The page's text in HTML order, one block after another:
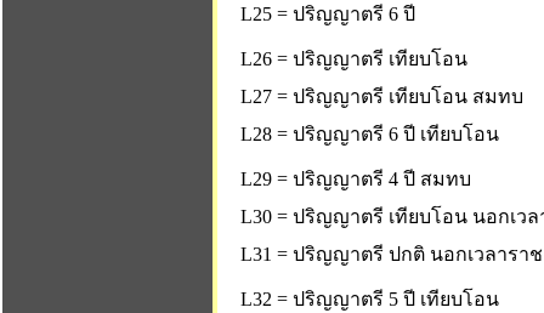
L25 = ปริญญาตรี 6 ปี
L26 = ปริญญาตรี เทียบโอน
L27 = ปริญญาตรี เทียบโอน สมทบ
L28 = ปริญญาตรี 6 ปี เทียบโอน
L29 = ปริญญาตรี 4 ปี สมทบ
L30 = ปริญญาตรี เทียบโอน นอกเวล
L31 = ปริญญาตรี ปกติ นอกเวลารา
L32 = ปริญญาตรี 5 ปี เทียบโอน